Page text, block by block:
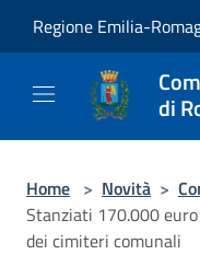
Regione Emilia-
di
Home > Novità >
Stanziati 170.000
dei cimiteri comunali